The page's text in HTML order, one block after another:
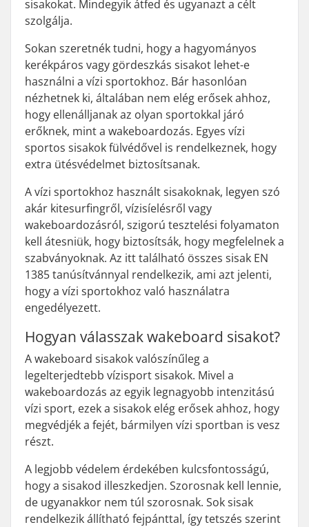
sisakokat. Mindegyik átfed és ugyanazt a célt
szolgálja.
Sokan szeretnék tudni, hogy a hagyományos
kerékpáros vagy gördeszkás sisakot lehet-e
használni a vízi sportokhoz. Bár hasonlóan
nézhetnek ki, általában nem elég erősek ahhoz,
hogy ellenálljanak az olyan sportokkal járó
erőknek, mint a wakeboardozás. Egyes vízi
sportos sisakok fülvédővel is rendelkeznek, hogy
extra ütésvédelmet biztosítsanak.
A vízi sportokhoz használt sisakoknak, legyen szó
akár kitesurfingről, vízisíelésről vagy
wakeboardozásról, szigorú tesztelési folyamaton
kell átesniük, hogy biztosítsák, hogy megfelelnek a
szabványoknak. Az itt található összes sisak EN
1385 tanúsítvánnyal rendelkezik, ami azt jelenti,
hogy a vízi sportokhoz való használatra
engedélyezett.
Hogyan válasszak wakeboard sisakot?
A wakeboard sisakok valószínűleg a
legelterjedtebb vízisport sisakok. Mivel a
wakeboardozás az egyik legnagyobb intenzitású
vízi sport, ezek a sisakok elég erősek ahhoz, hogy
megvédjék a fejét, bármilyen vízi sportban is vesz
részt.
A legjobb védelem érdekében kulcsfontosságú,
hogy a sisakod illeszkedjen. Szorosnak kell lennie,
de ugyanakkor nem túl szorosnak. Sok sisak
rendelkezik állítható fejpánttal, így tetszés szerint